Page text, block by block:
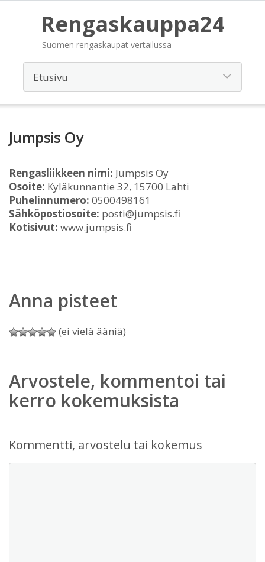
Rengaskauppa24
Suomen rengaskaupat vertailussa
Jumpsis Oy
Rengasliikkeen nimi: Jumpsis Oy
Osoite: Kyläkunnantie 32, 15700 Lahti
Puhelinnumero: 0500498161
Sähköpostiosoite: posti@jumpsis.fi
Kotisivut: www.jumpsis.fi
Anna pisteet
(ei vielä ääniä)
Arvostele, kommentoi tai
kerro kokemuksista
Kommentti, arvostelu tai kokemus